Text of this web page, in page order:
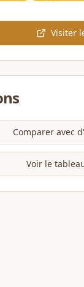
Visiter
Comparer avec
Voir le